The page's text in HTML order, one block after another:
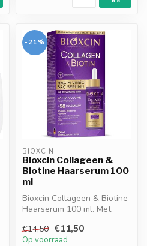
-21%
BIOXCIN
Bioxcin Collageen &
Biotine Haarserum 100
ml
Bioxcin Collageen & Biotine
Haarserum 100 ml. Met
peptiden....
€14,50 €11,50
Op voorraad